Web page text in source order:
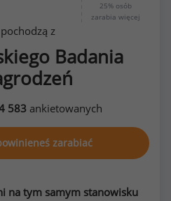
25% osób
zarabia więcej
z
Badania
583ankietowanych
zarabiać
na tym samym stanowisku